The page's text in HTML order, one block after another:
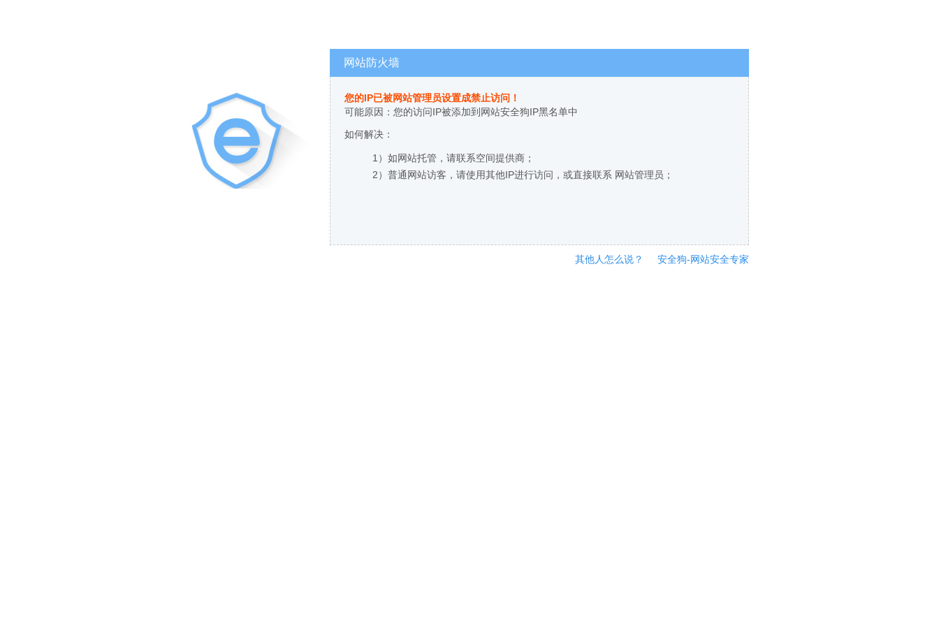
网站防火墙
您的IP已被网站管理员设置成禁止访问！
可能原因：您的访问IP被添加到网站安全狗IP黑名单中
如何解决：
1）如网站托管，请联系空间提供商；
2）普通网站访客，请使用其他IP进行访问，或直接联系 网站管理员；
其他人怎么说？ 安全狗-网站安全专家